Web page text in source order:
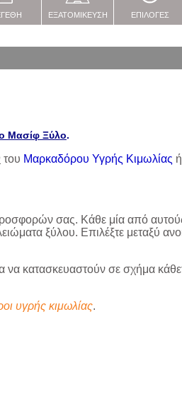
ΕΞΑΤΟΜΙΚΕΥΣΗ ΕΠΙΛΟΓΕΣ
Μασίφ Ξύλο.
του Μαρκαδόρου Υγρής Κιμωλίας
σας. Κάθε μία από
ξύλου. Επιλέξτε μεταξύ
κατασκευαστούν σε σχήμα
υγρής κιμωλίας.